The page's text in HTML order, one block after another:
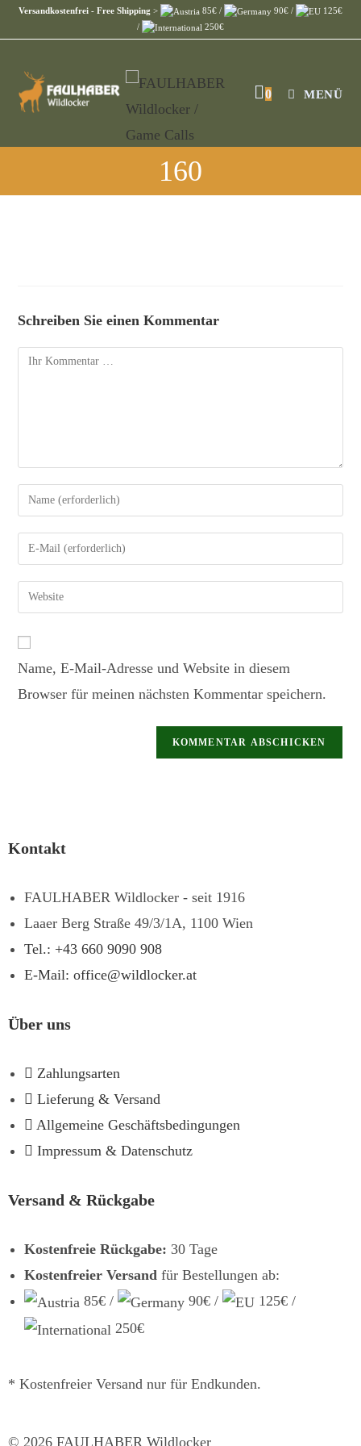
Versandkostenfrei - Free Shipping > 85€ / 90€ /
125€
/
250€
0 MENÜ
160
Schreiben Sie einen Kommentar
Name, E-Mail-Adresse und Website in diesem
Browser für meinen nächsten Kommentar speichern.
Kontakt
FAULHABER Wildlocker - seit 1916
Laaer Berg Straße 49/3/1A, 1100 Wien
Tel.: +43 660 9090 908
E-Mail: office@wildlocker.at
Über uns
Zahlungsarten
Lieferung & Versand
Allgemeine Geschäftsbedingungen
Impressum & Datenschutz
Versand & Rückgabe
Kostenfreie Rückgabe: 30 Tage
Kostenfreier Versand für Bestellungen ab:
85€ /
90€ /
125€ /
250€
* Kostenfreier Versand nur für Endkunden.
© 2026 FAULHABER Wildlocker